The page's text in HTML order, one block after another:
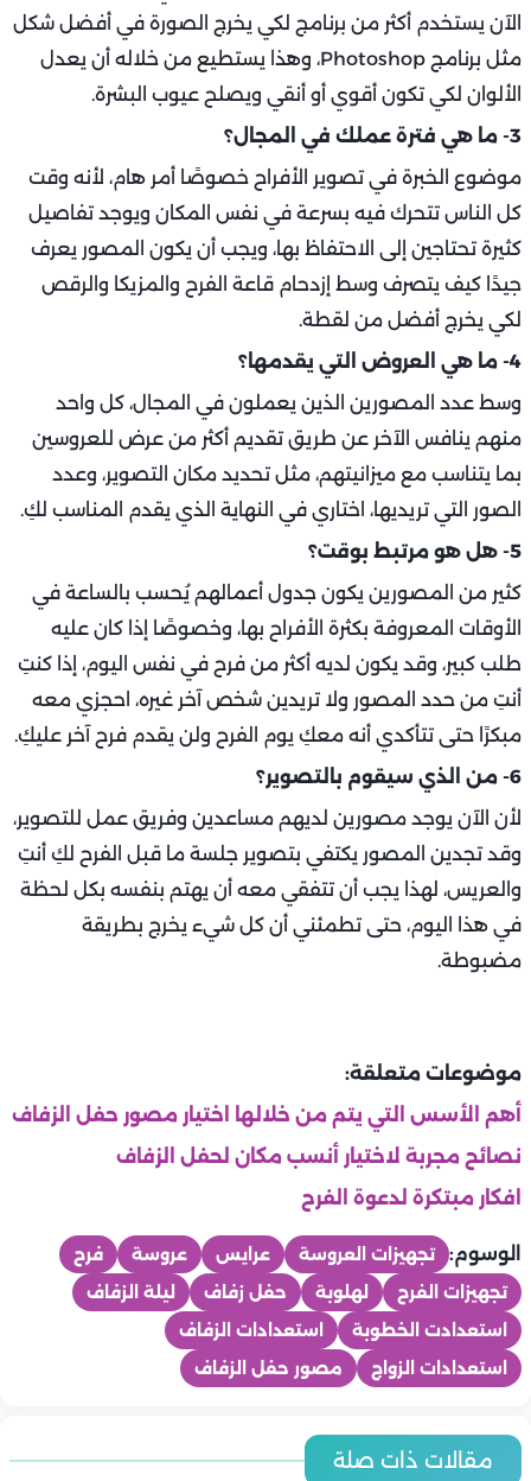
الآن يستخدم أكثر من برنامج لكي يخرج الصورة في أفضل شكل
مثل برنامج Photoshop، وهذا يستطيع من خلاله أن يعدل
الألوان لكي تكون أقوي أو أنقي ويصلح عيوب البشرة.
3- ما هي فترة عملك في المجال؟
موضوع الخبرة في تصوير الأفراح خصوصًا أمر هام، لأنه وقت
كل الناس تتحرك فيه بسرعة في نفس المكان ويوجد تفاصيل
كثيرة تحتاجين إلى الاحتفاظ بها، ويجب أن يكون المصور يعرف
جيدًا كيف يتصرف وسط إزدحام قاعة الفرح والمزيكا والرقص
لكي يخرج أفضل من لقطة.
4- ما هي العروض التي يقدمها؟
وسط عدد المصورين الذين يعملون في المجال، كل واحد
منهم ينافس الآخر عن طريق تقديم أكثر من عرض للعروسين
بما يتناسب مع ميزانيتهم، مثل تحديد مكان التصوير، وعدد
الصور التي تريديها، اختاري في النهاية الذي يقدم المناسب لكِ.
5- هل هو مرتبط بوقت؟
كثير من المصورين يكون جدول أعمالهم يُحسب بالساعة في
الأوقات المعروفة بكثرة الأفراح بها، وخصوصًا إذا كان عليه
طلب كبير، وقد يكون لديه أكثر من فرح في نفس اليوم، إذا كنتِ
أنتِ من حدد المصور ولا تريدين شخص آخر غيره، احجزي معه
مبكرًا حتى تتأكدي أنه معكِ يوم الفرح ولن يقدم فرح آخر عليكِ.
6- من الذي سيقوم بالتصوير؟
لأن الآن يوجد مصورين لديهم مساعدين وفريق عمل للتصوير،
وقد تجدين المصور يكتفي بتصوير جلسة ما قبل الفرح لكِ أنتِ
والعريس، لهذا يجب أن تتفقي معه أن يهتم بنفسه بكل لحظة
في هذا اليوم، حتى تطمئني أن كل شيء يخرج بطريقة
مضبوطة.
موضوعات متعلقة:
أهم الأسس التي يتم من خلالها اختيار مصور حفل الزفاف
نصائح مجربة لاختيار أنسب مكان لحفل الزفاف
افكار مبتكرة لدعوة الفرح
الوسوم: تجهيزات العروسة عرايس عروسة
فرح
تجهيزات الفرح
لهلوبة حفل زفاف
ليلة الزفاف
استعدادت الخطوبة
استعدادات الزفاف
استعدادات الزواج
مصور حفل الزفاف
مقالات ذات صلة
أفضل أوقات التصوير خلال اليوم لفوتوسيشن حفل الزفاف.. دليل
عرايس
عرايس
عرايس